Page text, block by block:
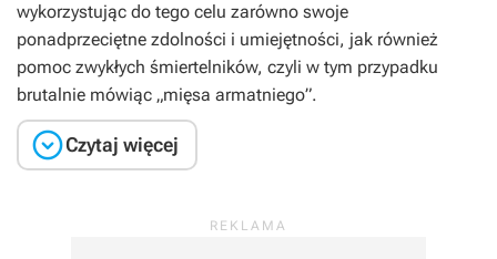
wykorzystując do tego celu zarówno swoje
ponadprzeciętne zdolności i umiejętności, jak również
pomoc zwykłych śmiertelników, czyli w tym przypadku
brutalnie mówiąc „mięsa armatniego”.
Czytaj więcej